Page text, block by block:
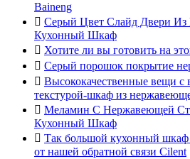
Baineng
 Серый Цвет Слайд Двери
Кухонный Шкаф
 Хотите ли вы готовить на
 Серый порошок покрытие
 Высококачественные вещи с
текстурой-шкаф из
 Меламин С Нержавеющей
Кухонный Шкаф
 Так большой кухонный
от нашей обратной связи Cilent